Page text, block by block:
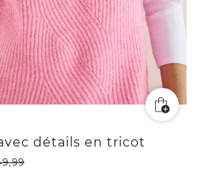
détails en tricot